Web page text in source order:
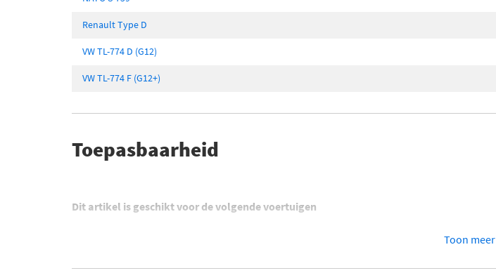
Renault Type D
VW TL-774 D (G12)
VW TL-774 F (G12+)
Toepasbaarheid
Dit artikel is geschikt voor de volgende voertuigen
Toon meer